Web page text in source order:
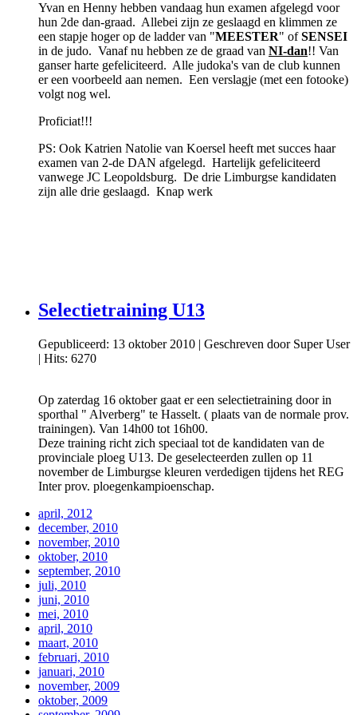
Yvan en Henny hebben vandaag hun examen afgelegd voor
hun 2de dan-graad. Allebei zijn ze geslaagd en klimmen ze
een stapje hoger op de ladder van "MEESTER" ofSENSEI
in de judo. Vanaf nu hebben ze de graad van NI-dan!! Van
ganser harte gefeliciteerd. Alle judoka's van de club kunnen
er een voorbeeld aan nemen. Een verslagje (met een fotooke)
volgt nog wel.
Proficiat!!!
PS: Ook Katrien Natolie van Koersel heeft met succes haar
examen van 2-de DAN afgelegd. Hartelijk gefeliciteerd
vanwege JC Leopoldsburg. De drie Limburgse kandidaten
zijn alle drie geslaagd. Knap werk
Selectietraining U13
Gepubliceerd: 13 oktober 2010 | Geschreven door Super User
| Hits: 6270
Op zaterdag 16 oktober gaat er een selectietraining door in
sporthal " Alverberg" te Hasselt. ( plaats van de normale prov.
trainingen). Van 14h00 tot 16h00.
Deze training richt zich speciaal tot de kandidaten van de
provinciale ploeg U13. De geselecteerden zullen op 11
november de Limburgse kleuren verdedigen tijdens het REG
Inter prov. ploegenkampioenschap.
april, 2012
december, 2010
november, 2010
oktober, 2010
september, 2010
juli, 2010
juni, 2010
mei, 2010
april, 2010
maart, 2010
februari, 2010
januari, 2010
november, 2009
oktober, 2009